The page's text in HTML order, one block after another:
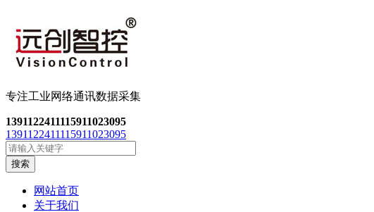
专注工业网络通讯数据采集
1391122411115911023095
1391122411115911023095
搜索
网站首页
关于我们